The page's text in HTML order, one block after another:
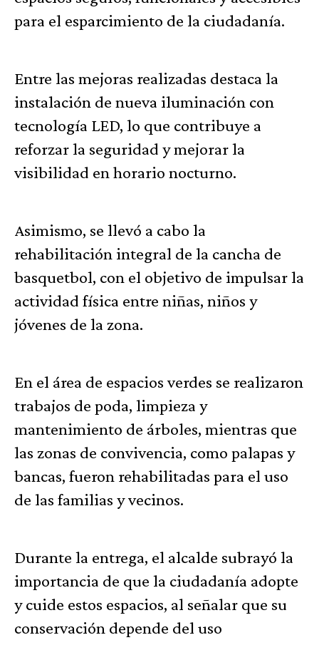
para el esparcimiento de la ciudadanía.
Entre las mejoras realizadas destaca la
instalación de nueva iluminación con
tecnología LED, lo que contribuye a
reforzar la seguridad y mejorar la
visibilidad en horario nocturno.
Asimismo, se llevó a cabo la
rehabilitación integral de la cancha de
basquetbol, con el objetivo de impulsar la
actividad física entre niñas, niños y
jóvenes de la zona.
En el área de espacios verdes se realizaron
trabajos de poda, limpieza y
mantenimiento de árboles, mientras que
las zonas de convivencia, como palapas y
bancas, fueron rehabilitadas para el uso
de las familias y vecinos.
Durante la entrega, el alcalde subrayó la
importancia de que la ciudadanía adopte
y cuide estos espacios, al señalar que su
conservación depende del uso